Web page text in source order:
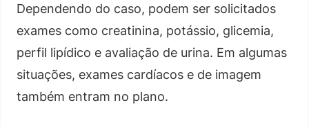
Dependendo do caso, podem ser solicitados
exames como creatinina, potássio, glicemia,
perfil lipídico e avaliação de urina. Em algumas
situações, exames cardíacos e de imagem
também entram no plano.